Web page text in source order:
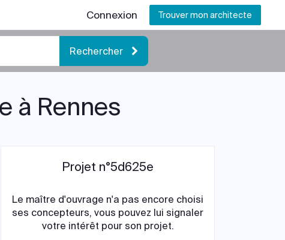
Connexion Trouver mon architecte
Rechercher
à Rennes
Projet n°5d625e
Le maître d'ouvrage n'a pas encore choisi
ses concepteurs, vous pouvez lui signaler
votre intérêt pour son projet.